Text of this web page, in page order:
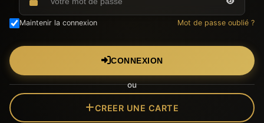
Maintenir la connexion Mot de passe oublié ?
CONNEXION
ou
CREER UNE CARTE